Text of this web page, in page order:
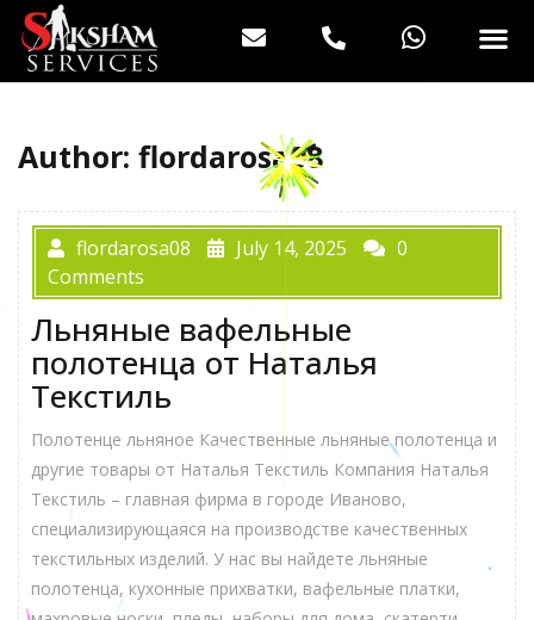
Author: flordarosa08
flordarosa08 July 14, 2025
0
Comments
Льняные вафельные
полотенца от Наталья
Текстиль
Полотенце льняное Качественные льняные полотенца и
другие товары от Наталья Текстиль Компания Наталья
Текстиль – главная фирма в городе Иваново,
специализирующаяся на производстве качественных
текстильных изделий. У нас вы найдете льняные
полотенца, кухонные прихватки, вафельные платки,